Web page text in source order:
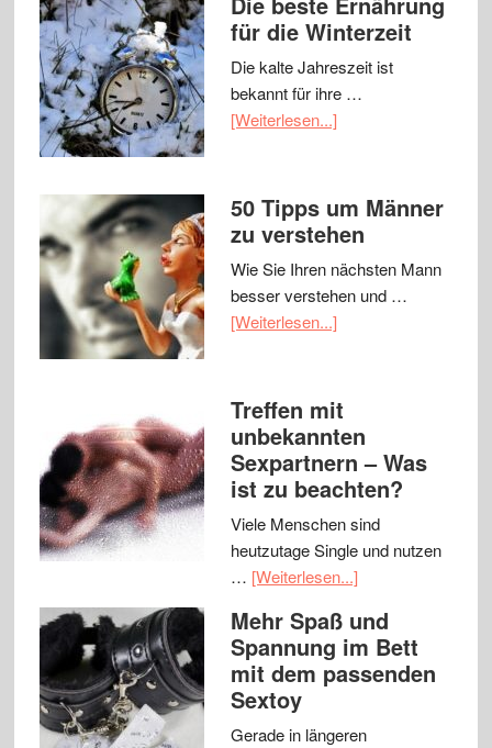
für die Winterzeit
Die kalte Jahreszeit ist
bekannt für ihre …
[Weiterlesen...]
50 Tipps um Männer
zu verstehen
Wie Sie Ihren nächsten Mann
besser verstehen und …
[Weiterlesen...]
Treffen mit
unbekannten
Sexpartnern – Was
ist zu beachten?
Viele Menschen sind
heutzutage Single und nutzen
… [Weiterlesen...]
Mehr Spaß und
Spannung im Bett
mit dem passenden
Sextoy
Gerade in längeren